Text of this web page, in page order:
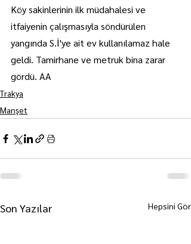
Köy sakinlerinin ilk müdahalesi ve
itfaiyenin çalışmasıyla söndürülen
yangında S.İ'ye ait ev kullanılamaz hale
geldi. Tamirhane ve metruk bina zarar
gördü. AA
Trakya
Manşet
Son Yazılar Hepsini Gör